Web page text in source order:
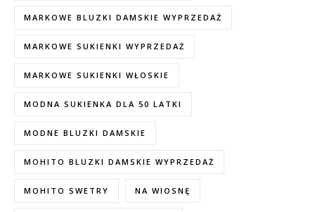
MARKOWE BLUZKI DAMSKIE WYPRZEDAŻ
MARKOWE SUKIENKI WYPRZEDAŻ
MARKOWE SUKIENKI WŁOSKIE
MODNA SUKIENKA DLA 50 LATKI
MODNE BLUZKI DAMSKIE
MOHITO BLUZKI DAMSKIE WYPRZEDAŻ
MOHITO SWETRY NA WIOSNĘ